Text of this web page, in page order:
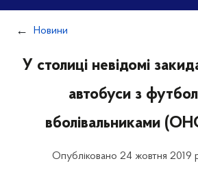
Новини
У столиці невідомі
автобуси з
вболівальниками
Опубліковано 24 жовтня 2019